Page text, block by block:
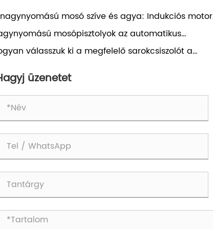
mosó szíve és agya: Indukciós motor
nyomásszabályozó – Gyakorlati útmutató
mosópisztolyok az automatikus
nyomásillesztés, fúvókaválasztás és napi
megbízhatósága
válasszuk ki a megfelelő sarokcsiszolót a
üzenetet